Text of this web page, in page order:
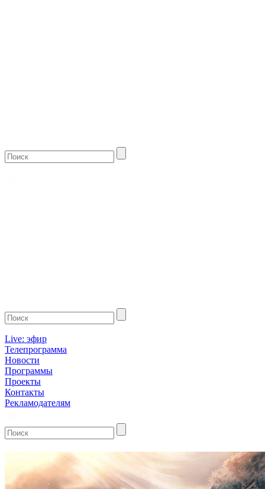
Live: эфир
Телепрограмма
Новости
Программы
Проекты
Контакты
Рекламодателям